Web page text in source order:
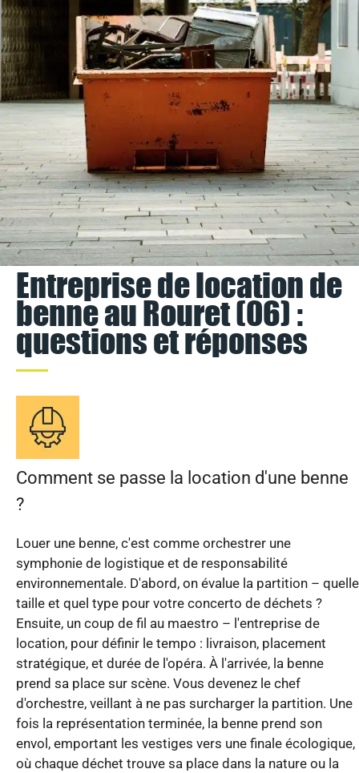
Entreprise de location de
benne au Rouret (06) :
questions et réponses
Comment se passe la location d'une benne
?
Louer une benne, c'est comme orchestrer une
symphonie de logistique et de responsabilité
environnementale. D'abord, on évalue la partition – quelle
taille et quel type pour votre concerto de déchets ?
Ensuite, un coup de fil au maestro – l'entreprise de
location, pour définir le tempo : livraison, placement
stratégique, et durée de l'opéra. À l'arrivée, la benne
prend sa place sur scène. Vous devenez le chef
d'orchestre, veillant à ne pas surcharger la partition. Une
fois la représentation terminée, la benne prend son
envol, emportant les vestiges vers une finale écologique,
où chaque déchet trouve sa place dans la nature ou la